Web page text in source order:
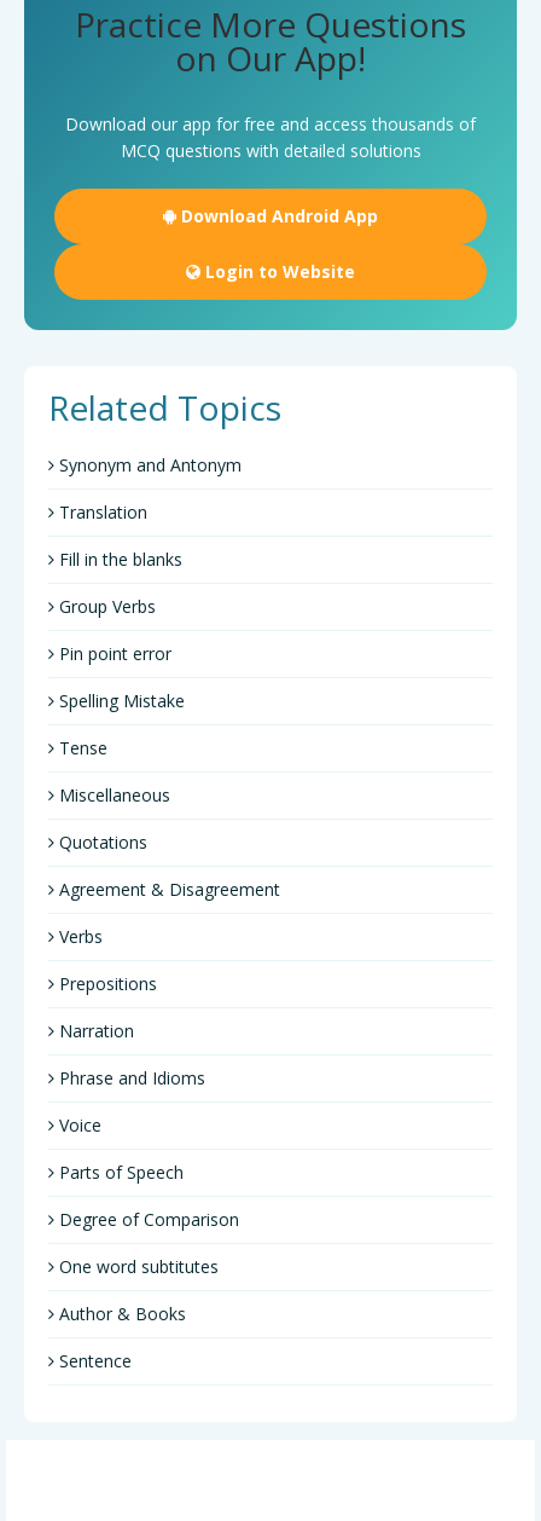
Practice More Questions
on Our App!
Download our app for free and access thousands of
MCQ questions with detailed solutions
Download Android App
Login to Website
Related Topics
Synonym and Antonym
Translation
Fill in the blanks
Group Verbs
Pin point error
Spelling Mistake
Tense
Miscellaneous
Quotations
Agreement & Disagreement
Verbs
Prepositions
Narration
Phrase and Idioms
Voice
Parts of Speech
Degree of Comparison
One word subtitutes
Author & Books
Sentence